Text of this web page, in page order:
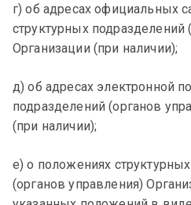
г) об адресах официальных
структурных подразделений
Организации (при наличии);
д) об адресах электронной
подразделений (органов
(при наличии);
е) о положениях
(органов управления)